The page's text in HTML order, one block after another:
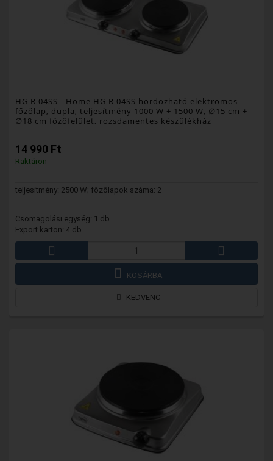
HG R 04SS - Home HG R 04SS hordozható elektromos
főzőlap, dupla, teljesítmény 1000 W + 1500 W, ∅15 cm +
∅18 cm főzőfelület, rozsdamentes készülékház
14 990 Ft
Raktáron
teljesítmény: 2500 W; főzőlapok száma: 2
Csomagolási egység: 1 db
Export karton: 4 db
KOSÁRBA
KEDVENC